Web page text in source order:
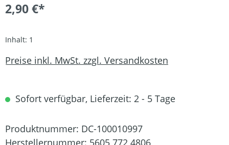
2,90 €*
Inhalt: 1
Preise inkl. MwSt. zzgl. Versandkosten
Sofort verfügbar, Lieferzeit: 2 - 5 Tage
Produktnummer: DC-100010997
Herstellernummer: 5605 772 4806